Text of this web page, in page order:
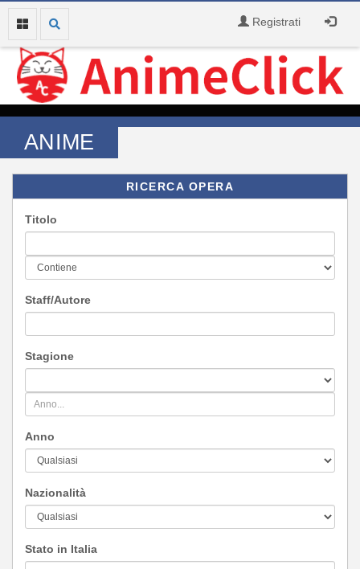
Registrati
ANIME
RICERCA OPERA
Titolo
Staff/Autore
Stagione
Anno
Nazionalità
Stato in Italia